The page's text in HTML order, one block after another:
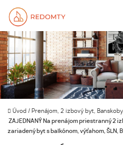
Úvod / Prenájom, 2 izbový byt,
ZAJEDNANÝ Na prenájom priestranný 2
zariadený byt s balkónom, výťahom, ŠLN,